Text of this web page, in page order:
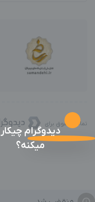
تمامی حقوق برای
دیدوگرام چیکار
میکنه؟